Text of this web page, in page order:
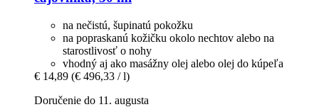
na nečistú, šupinatú pokožku
na popraskanú kožičku okolo nechtov alebo na
starostlivosť o nohy
vhodný aj ako masážny olej alebo olej do kúpeľa
€ 14,89 (€ 496,33 / l)
Doručenie do 11. augusta